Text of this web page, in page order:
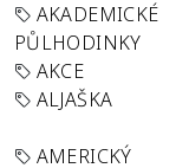
AKADEMICKÉ
PŮLHODINKY
AKCE
ALJAŠKA
AMERICKÝ